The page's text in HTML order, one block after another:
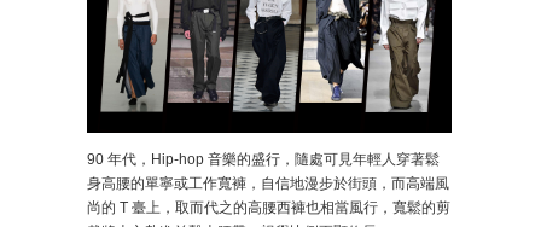
90 年代，Hip-hop 音樂的盛行，隨處可見年輕人穿著鬆
身高腰的單寧或工作寬褲，自信地漫步於街頭，而高端風
尚的 T 臺上，取而代之的高腰西褲也相當風行，寬鬆的剪